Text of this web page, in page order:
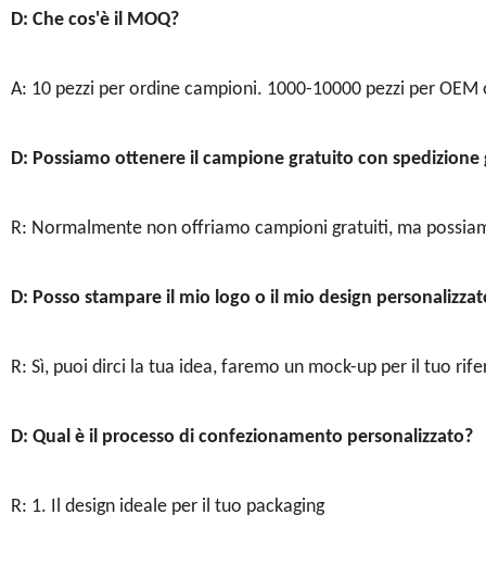
D: Che cos'è il MOQ?
A: 10 pezzi per ordine campioni. 1000-10000 pezzi per
D: Possiamo ottenere il campione gratuito con spedizione
R: Normalmente non offriamo campioni gratuiti, ma
D: Posso stampare il mio logo o il mio design
R: Sì, puoi dirci la tua idea, faremo un mock-up per il tuo
D: Qual è il processo di confezionamento personalizzato?
R: 1. Il design ideale per il tuo packaging